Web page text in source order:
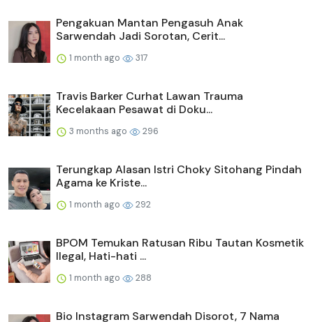
Pengakuan Mantan Pengasuh Anak
Sarwendah Jadi Sorotan, Cerit...
1 month ago 317
Travis Barker Curhat Lawan Trauma
Kecelakaan Pesawat di Doku...
3 months ago 296
Terungkap Alasan Istri Choky Sitohang Pindah
Agama ke Kriste...
1 month ago 292
BPOM Temukan Ratusan Ribu Tautan Kosmetik
Ilegal, Hati-hati ...
1 month ago 288
Bio Instagram Sarwendah Disorot, 7 Nama